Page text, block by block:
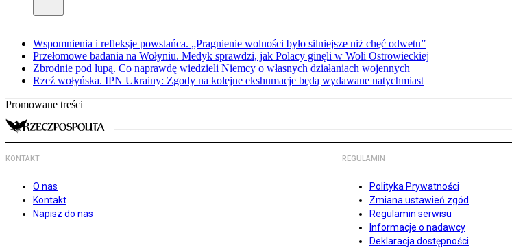
Wspomnienia i refleksje powstańca. „Pragnienie wolności było silniejsze niż chęć odwetu”
Przełomowe badania na Wołyniu. Medyk sprawdzi, jak Polacy ginęli w Woli Ostrowieckiej
Zbrodnie pod lupą. Co naprawdę wiedzieli Niemcy o własnych działaniach wojennych
Rzeź wołyńska. IPN Ukrainy: Zgody na kolejne ekshumacje będą wydawane natychmiast
Promowane treści
KONTAKT
O nas
Kontakt
Napisz do nas
REGULAMIN
Polityka Prywatności
Zmiana ustawień zgód
Regulamin serwisu
Informacje o nadawcy
Deklaracja dostępności